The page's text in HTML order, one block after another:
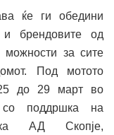
ќе ги обедини
и брендовите од
можности за сите
Под мотото
25 до 29 март во
со поддршка на
АД Скопје,